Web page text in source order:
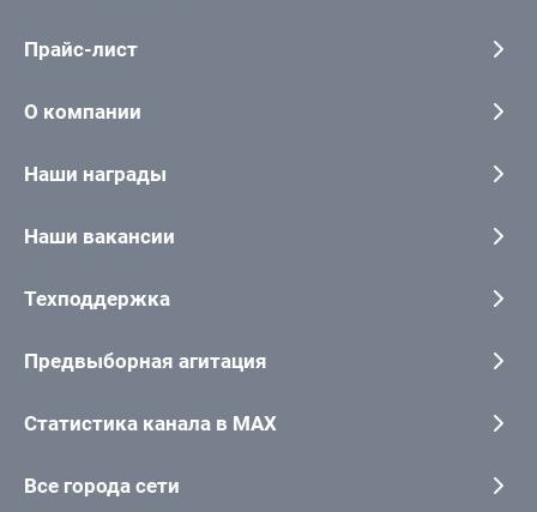
Прайс-лист
О компании
Наши награды
Наши вакансии
Техподдержка
Предвыборная агитация
Статистика канала в MAX
Все города сети